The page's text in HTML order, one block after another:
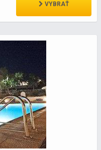
VYBRAŤ